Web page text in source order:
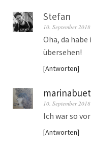
Stefan
10. September 2018
Oha, da
übersehen!
Antworten
10. September 2018
Ich war so
Antworten